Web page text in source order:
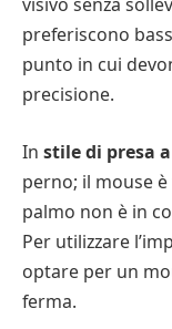
preferiscono
punto in cui
precisione.
In stile di presa
perno; il mouse
palmo non è in
Per utilizzare
optare per un
ferma.